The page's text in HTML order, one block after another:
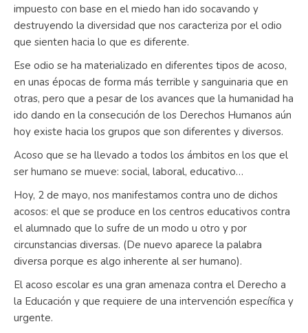
impuesto con base en el miedo han ido socavando y
destruyendo la diversidad que nos caracteriza por el odio
que sienten hacia lo que es diferente.
Ese odio se ha materializado en diferentes tipos de acoso,
en unas épocas de forma más terrible y sanguinaria que en
otras, pero que a pesar de los avances que la humanidad ha
ido dando en la consecución de los Derechos Humanos aún
hoy existe hacia los grupos que son diferentes y diversos.
Acoso que se ha llevado a todos los ámbitos en los que el
ser humano se mueve: social, laboral, educativo…
Hoy, 2 de mayo, nos manifestamos contra uno de dichos
acosos: el que se produce en los centros educativos contra
el alumnado que lo sufre de un modo u otro y por
circunstancias diversas. (De nuevo aparece la palabra
diversa porque es algo inherente al ser humano).
El acoso escolar es una gran amenaza contra el Derecho a
la Educación y que requiere de una intervención específica y
urgente.